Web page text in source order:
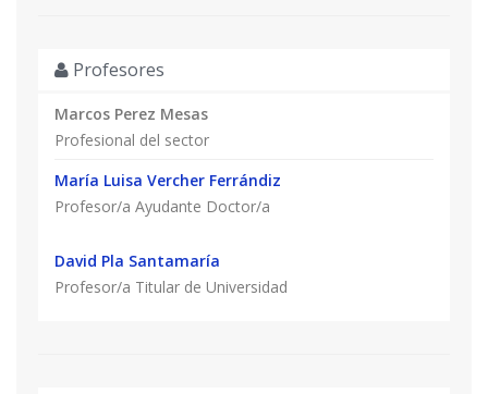
inmobiliario en 2024.
Profesores
Marcos Perez Mesas
Profesional del sector
María Luisa Vercher Ferrándiz
Profesor/a Ayudante Doctor/a
David Pla Santamaría
Profesor/a Titular de Universidad